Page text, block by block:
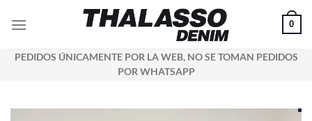
0
PEDIDOS ÚNICAMENTE POR LA WEB, NO SE TOMAN PEDIDOS
POR WHATSAPP